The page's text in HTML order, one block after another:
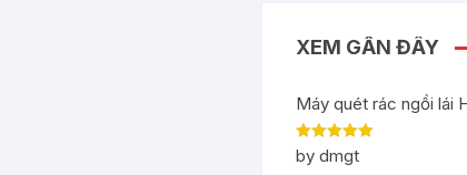
XEM GẦN ĐÂY
Máy quét rác ngồi lái
Rated5out
of 5
by dmgt